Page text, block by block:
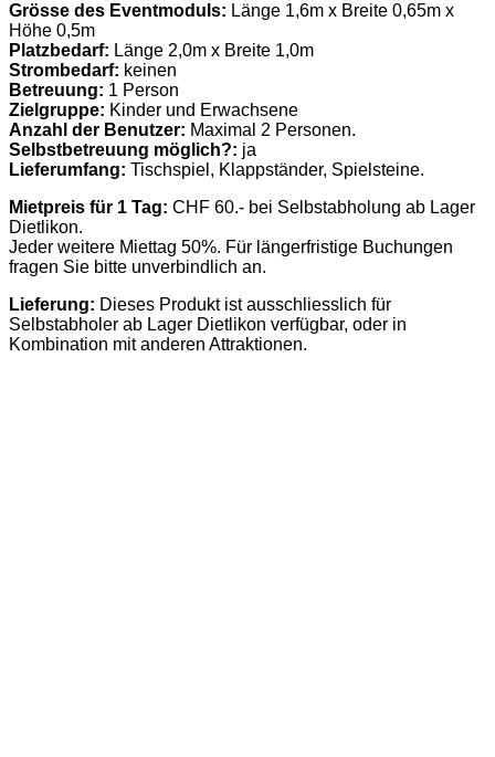
Grösse des Eventmoduls: Länge 1,6m x Breite 0,65m x
Höhe 0,5m
Platzbedarf: Länge 2,0m x Breite 1,0m
Strombedarf: keinen
Betreuung: 1 Person
Zielgruppe: Kinder und Erwachsene
Anzahl der Benutzer: Maximal 2 Personen.
Selbstbetreuung möglich?: ja
Lieferumfang: Tischspiel, Klappständer, Spielsteine.
Mietpreis für 1 Tag: CHF 60.- bei Selbstabholung ab Lager
Dietlikon.
Jeder weitere Miettag 50%. Für längerfristige Buchungen
fragen Sie bitte unverbindlich an.
Lieferung: Dieses Produkt ist ausschliesslich für
Selbstabholer ab Lager Dietlikon verfügbar, oder in
Kombination mit anderen Attraktionen.